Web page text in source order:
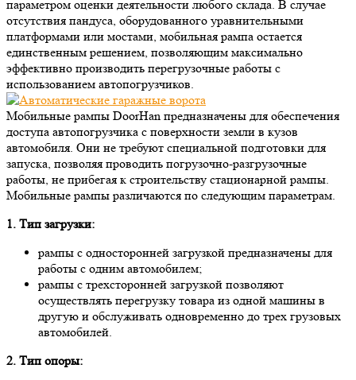
параметром оценки деятельности любого склада. В случае
отсутствия пандуса, оборудованного уравнительными
платформами или мостами, мобильная рампа остается
единственным решением, позволяющим максимально
эффективно производить перегрузочные работы с
использованием автопогрузчиков.
Мобильные рампы DoorHan предназначены для обеспечения
доступа автопогрузчика с поверхности земли в кузов
автомобиля. Они не требуют специальной подготовки для
запуска, позволяя проводить погрузочно-разгрузочные
работы, не прибегая к строительству стационарной рампы.
Мобильные рампы различаются по следующим параметрам.
1. Тип загрузки:
рампы с односторонней загрузкой предназначены для
работы с одним автомобилем;
рампы с трехсторонней загрузкой позволяют
осуществлять перегрузку товара из одной машины в
другую и обслуживать одновременно до трех грузовых
автомобилей.
2. Тип опоры: